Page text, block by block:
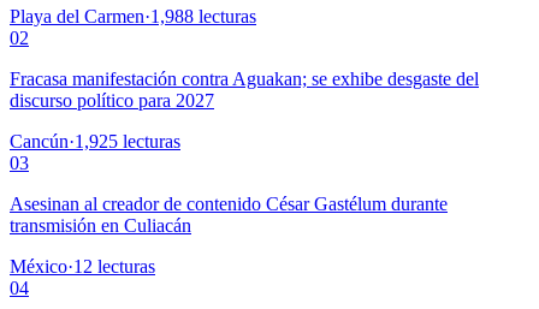
Playa del Carmen·1,988 lecturas
02
Fracasa manifestación contra Aguakan; se exhibe desgaste del
discurso político para 2027
Cancún·1,925 lecturas
03
Asesinan al creador de contenido César Gastélum durante
transmisión en Culiacán
México·12 lecturas
04